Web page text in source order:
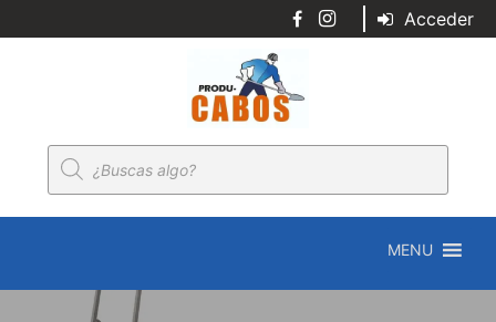
Acceder
Búsqueda
de
productos
MENU